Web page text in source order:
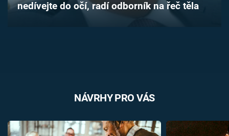
nedívejte do očí, radí odborník na řeč těla
NÁVRHY PRO VÁS